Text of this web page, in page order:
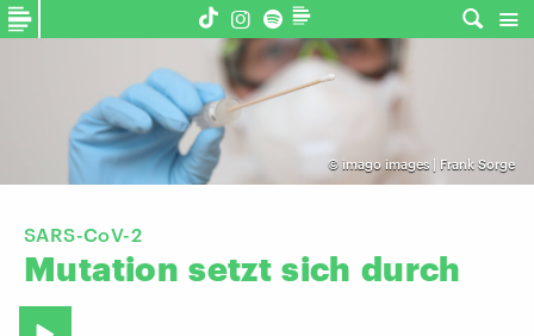
© imago images | Frank Sorge
SARS-CoV-2
Mutation setzt sich durch